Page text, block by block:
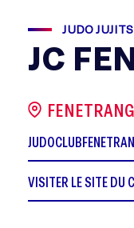
JUDO
JC
VISITER LE SITE DU